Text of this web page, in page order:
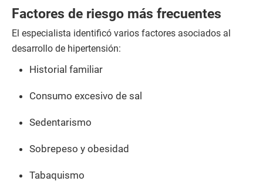
Factores de riesgo más frecuentes
El especialista identificó varios factores asociados al
desarrollo de hipertensión:
Historial familiar
Consumo excesivo de sal
Sedentarismo
Sobrepeso y obesidad
Tabaquismo